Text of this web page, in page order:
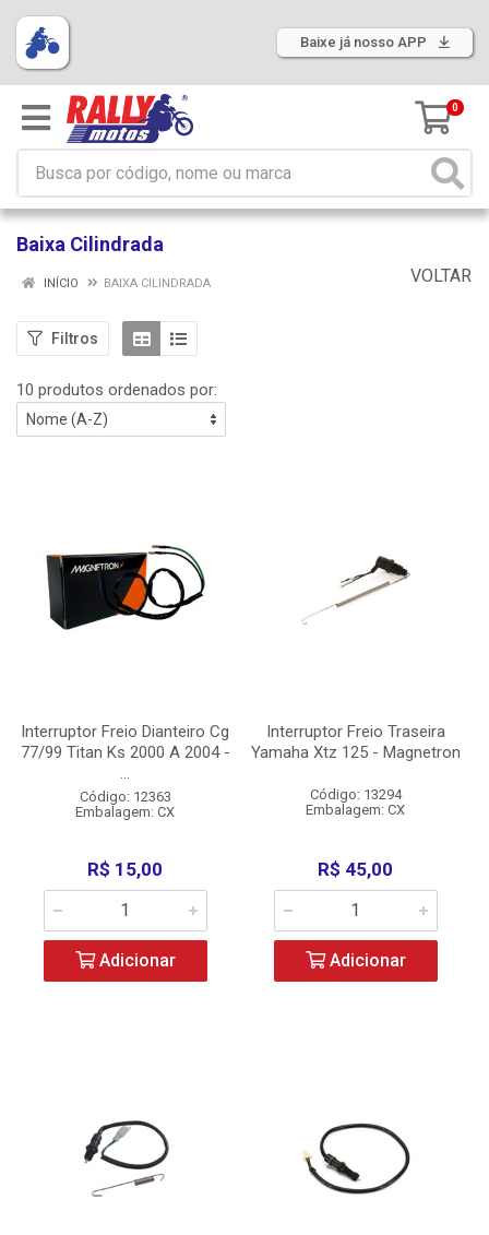
Baixe já nosso APP
0
Baixa Cilindrada
VOLTAR
INÍCIO BAIXA CILINDRADA
Filtros
10 produtos ordenados por:
Interruptor Freio Dianteiro Cg
77/99 Titan Ks 2000 A 2004 -
...
Código: 12363
Embalagem: CX
R$ 15,00
Adicionar
Interruptor Freio Traseira
Yamaha Xtz 125 - Magnetron
Código: 13294
Embalagem: CX
R$ 45,00
Adicionar